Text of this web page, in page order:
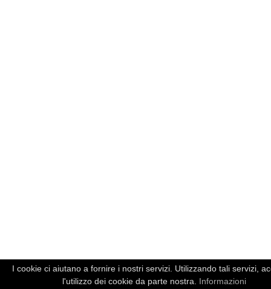
I cookie ci aiutano a fornire i nostri servizi. Utilizzando tali servizi,
l'utilizzo dei cookie da parte nostra. Informazioni